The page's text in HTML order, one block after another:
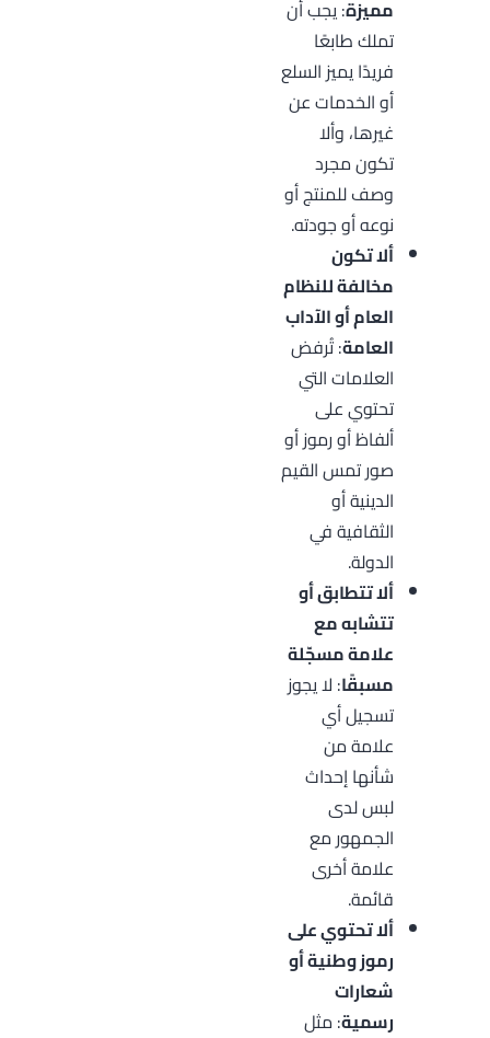
مميزة: يجب أن
تملك طابعًا
فريدًا يميز السلع
أو الخدمات عن
غيرها، وألا
تكون مجرد
وصف للمنتج أو
نوعه أو جودته.
ألا تكون
مخالفة للنظام
العام أو الآداب
العامة: تُرفض
العلامات التي
تحتوي على
ألفاظ أو رموز أو
صور تمس القيم
الدينية أو
الثقافية في
الدولة.
ألا تتطابق أو
تتشابه مع
علامة مسجّلة
مسبقًا: لا يجوز
تسجيل أي
علامة من
شأنها إحداث
لبس لدى
الجمهور مع
علامة أخرى
قائمة.
ألا تحتوي على
رموز وطنية أو
شعارات
رسمية: مثل